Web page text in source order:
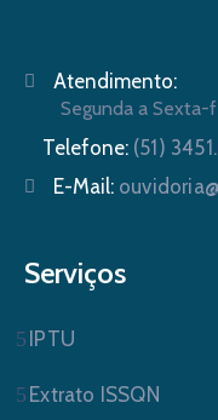
Atendimento:
Segunda a Sexta-
Telefone: (51)
E-Mail:
Serviços
IPTU
Extrato ISSQN